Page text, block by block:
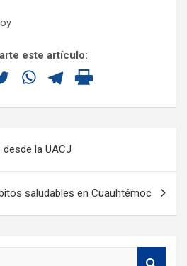
este artículo:
la UACJ
saludables en Cuauhtémoc